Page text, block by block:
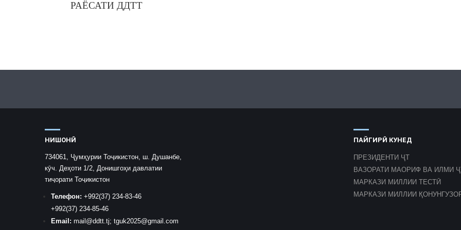
РАЁСАТИ ДДТТ
НИШОНӢ
734061, Ҷумҳурии Тоҷикистон, ш. Душанбе,
кӯч. Деҳоти 1/2, Донишгоҳи давлатии
тиҷорати Тоҷикистон
Телефон: +992(37) 234-83-46
+992(37) 234-85-46
Email: mail @ddtt.tj; tguk2025@gmail.com
ПАЙГИРӢ КУНЕД
ПРЕЗИДЕНТИ ҶТ
ВАЗОРАТИ МАОРИФ ВА ИЛМИ
МАРКАЗИ МИЛЛИИ ТЕСТӢ
МАРКАЗИ МИЛЛИИ